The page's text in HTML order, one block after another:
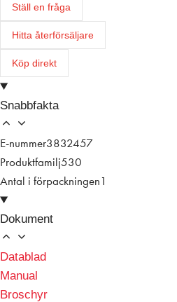
Ställ en fråga
Hitta återförsäljare
Köp direkt
Snabbfakta
E-nummer3832457
Produktfamilj530
Antal i förpackningen 1
Dokument
Datablad
Manual
Broschyr